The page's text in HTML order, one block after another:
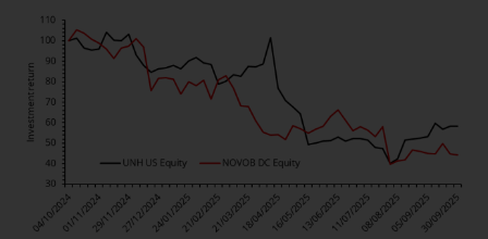
Dienstleistungen sind nur für den
Vertrieb in jenen
Gerichtsbarkeiten bestimmt, in
denen und an diejenigen
Personen, denen das Anbieten
solcher Produkte und
Dienstleistungen gestattet ist.